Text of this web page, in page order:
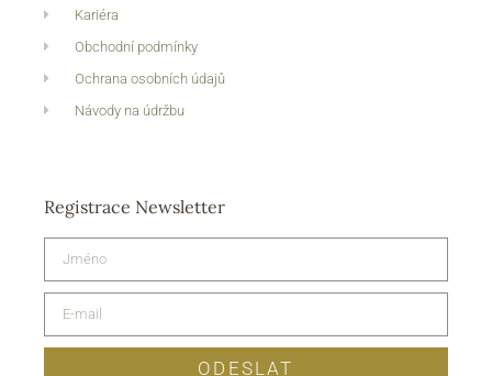
Kariéra
Obchodní podmínky
Ochrana osobních údajů
Návody na údržbu
Registrace Newsletter
ODESLAT